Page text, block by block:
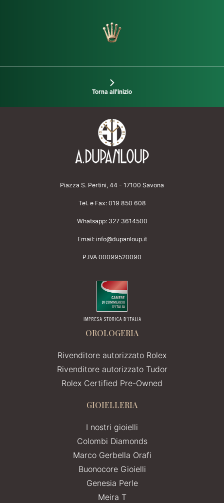
Torna all'inizio
Piazza S. Pertini, 44 - 17100 Savona
Tel. e Fax: 019 850 608
Whatsapp: 327 3614500
Email: info@dupanloup.it
P.IVA 00099520090
OROLOGERIA
Rivenditore autorizzato Rolex
Rivenditore autorizzato Tudor
Rolex Certified Pre-Owned
GIOIELLERIA
I nostri gioielli
Colombi Diamonds
Marco Gerbella Orafi
Buonocore Gioielli
Genesia Perle
Meira T